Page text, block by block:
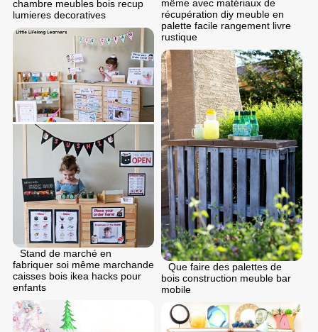
même avec matériaux de
récupération diy meuble en
palette facile rangement livre
rustique
chambre meubles bois recup
lumieres decoratives
Stand de marché en
fabriquer soi même marchande
caisses bois ikea hacks pour
enfants
Que faire des palettes de
bois construction meuble bar
mobile